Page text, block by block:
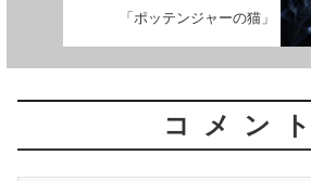
「ポッテンジャーの猫」
コメント